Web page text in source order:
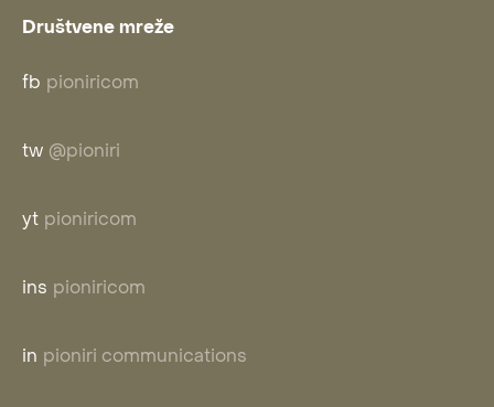
Društvene mreže
fb pioniricom
tw @pioniri
yt pioniricom
ins pioniricom
in pioniri communications